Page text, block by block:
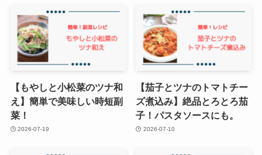
【もやしと小松菜のツナ和
え】簡単で美味しい時短副
菜！
2026-07-19
【茄子とツナのトマトチー
ズ煮込み】絶品とろとろ茄
子！パスタソースにも。
2026-07-10